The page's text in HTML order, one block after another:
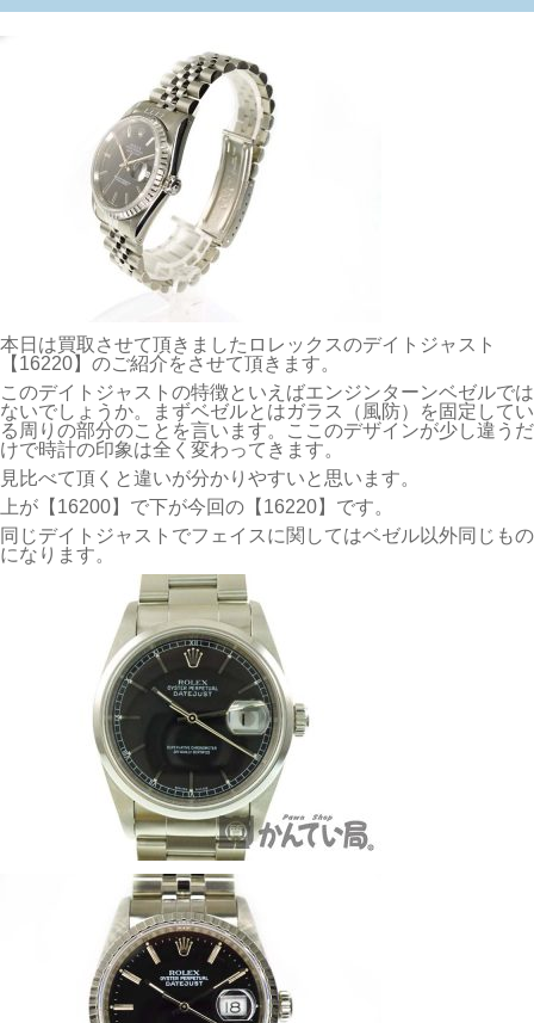
本日は買取させて頂きましたロレックスのデイトジャスト
【16220】のご紹介をさせて頂きます。
このデイトジャストの特徴といえばエンジンターンベゼルでは
ないでしょうか。まずベゼルとはガラス（風防）を固定してい
る周りの部分のことを言います。ここのデザインが少し違うだ
けで時計の印象は全く変わってきます。
見比べて頂くと違いが分かりやすいと思います。
上が【16200】で下が今回の【16220】です。
同じデイトジャストでフェイスに関してはベゼル以外同じもの
になります。